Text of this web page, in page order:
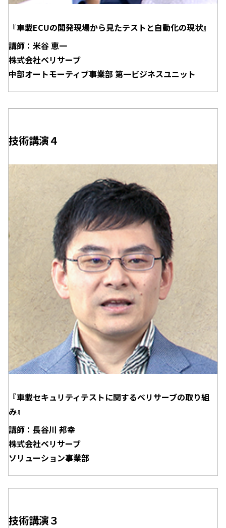
『車載ECUの開発現場から見たテストと自動化の現状』
講師：米谷 恵一
株式会社ベリサーブ
中部オートモーティブ事業部 第一ビジネスユニット
技術講演４
『車載セキュリティテストに関するベリサーブの取り組
み』
講師：長谷川 邦幸
株式会社ベリサーブ
ソリューション事業部
技術講演３